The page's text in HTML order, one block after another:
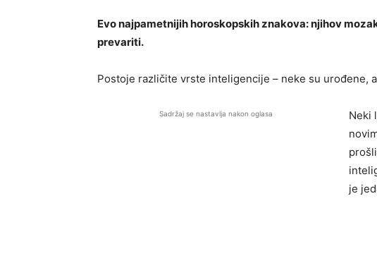
Evo najpametnijih horoskopskih znakova: njihov
prevariti.
Postoje različite vrste inteligencije – neke su urođene,
Sadržaj se nastavlja nakon oglasa
Neki
je